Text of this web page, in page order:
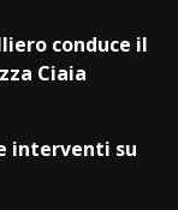
conduce il
Ciaia
interventi su